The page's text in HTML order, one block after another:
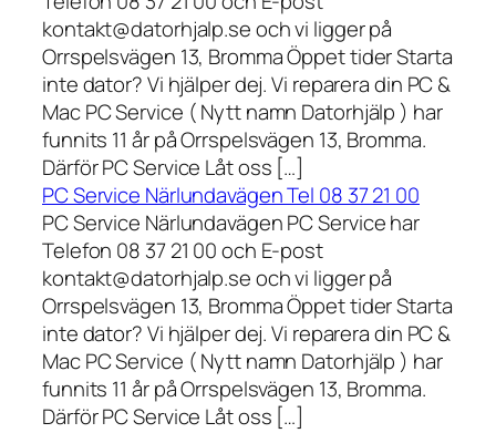
kontakt@datorhjalp.se och vi ligger på
Orrspelsvägen 13, Bromma Öppet tider Starta
inte dator? Vi hjälper dej. Vi reparera din PC &
Mac PC Service ( Nytt namn Datorhjälp ) har
funnits 11 år på Orrspelsvägen 13, Bromma.
Därför PC Service Låt oss […]
PC Service Närlundavägen Tel 08 37 21 00
PC Service Närlundavägen PC Service har
Telefon 08 37 21 00 och E-post
kontakt@datorhjalp.se och vi ligger på
Orrspelsvägen 13, Bromma Öppet tider Starta
inte dator? Vi hjälper dej. Vi reparera din PC &
Mac PC Service ( Nytt namn Datorhjälp ) har
funnits 11 år på Orrspelsvägen 13, Bromma.
Därför PC Service Låt oss […]